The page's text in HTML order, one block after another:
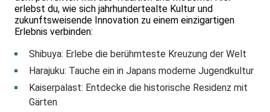
erlebst du, wie sich jahrhundertealte Kultur und
zukunftsweisende Innovation zu einem einzigartigen
Erlebnis verbinden:
Shibuya: Erlebe die berühmteste Kreuzung der Welt
Harajuku: Tauche ein in Japans moderne Jugendkultur
Kaiserpalast: Entdecke die historische Residenz mit
Gärten